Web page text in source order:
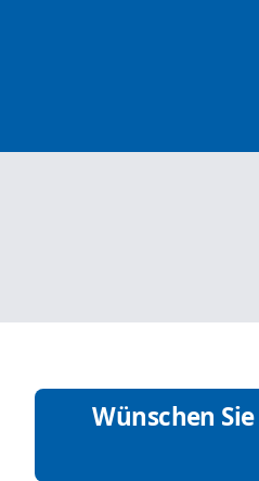
Wünschen